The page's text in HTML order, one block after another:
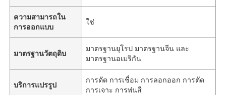
ความสามารถใน
การออกแบบ
ใช่
มาตรฐานวัตถุดิบ
มาตรฐานยุโรป มาตรฐานจีน และ
มาตรฐานอเมริกัน
บริการแปรรูป
การดัด การเชื่อม การลอกออก การตัด
การเจาะ การพ่นสี